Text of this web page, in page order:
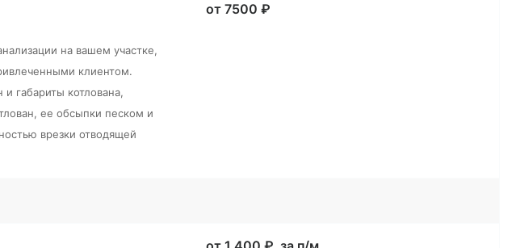
на вашем участке,
клиентом.
габариты котлована,
ее обсыпки песком и
врезки отводящей
от 7500 ₽